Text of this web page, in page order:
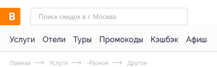
Услуги Отели Туры Промокоды Кэшбэк Афиша
Главная Услуги -Разное Другое